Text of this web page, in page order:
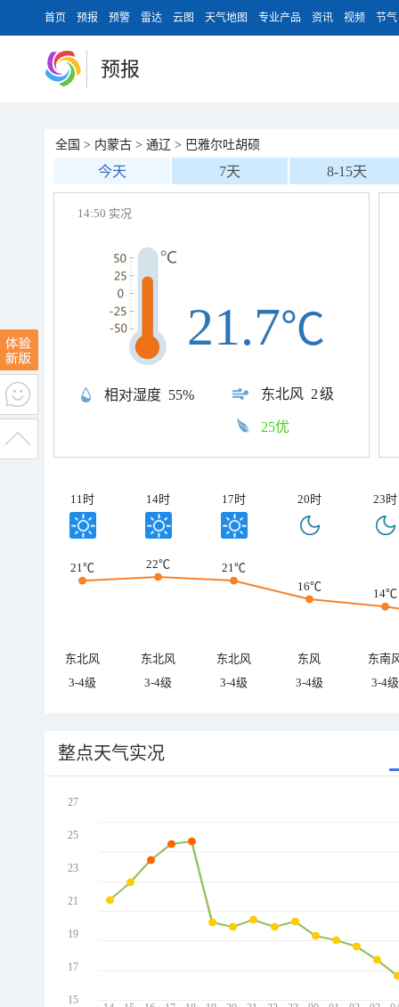
首页 预报 预警 雷达 云图 天气地图 专业产品 资讯 视频 节气
预报
全国 > 内蒙古 > 通辽 > 巴雅尔吐胡硕
今天 7天 8-15天
14:50 实况
相对湿度 55% 东北风 2级
21.7℃
25优
11时 14时 17时 20时 23时
21℃ 22℃
21℃
16℃
14℃
东北风 东北风 东北风 东风
东南
3-4级
3-4级 3-4级 3-4级 3-4级
整点天气实况
27
25
23
21
19
17
15